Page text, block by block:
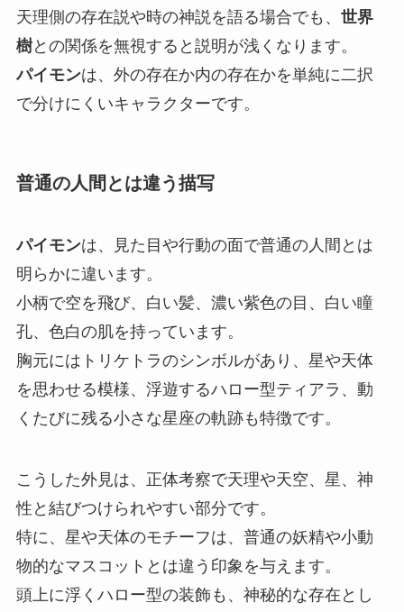
天理側の存在説や時の神説を語る場合でも、 世界
樹との関係を無視すると説明が浅くなります。
パイモンは、外の存在か内の存在かを単純に二択
で分けにくいキャラクターです。
普通の人間とは違う描写
パイモンは、見た目や行動の面で普通の人間とは
明らかに違います。
小柄で空を飛び、白い髪、濃い紫色の目、白い瞳
孔、色白の肌を持っています。
胸元にはトリケトラのシンボルがあり、星や天体
を思わせる模様、浮遊するハロー型ティアラ、動
くたびに残る小さな星座の軌跡も特徴です。
こうした外見は、正体考察で天理や天空、星、神
性と結びつけられやすい部分です。
特に、星や天体のモチーフは、普通の妖精や小動
物的なマスコットとは違う印象を与えます。
頭上に浮くハロー型の装飾も、神秘的な存在とし